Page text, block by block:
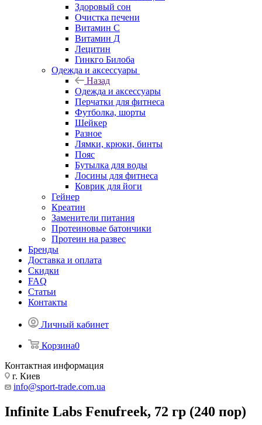
Здоровый сон
Очистка печени
Витамин С
Витамин Д
Лецитин
Гинкго Билоба
Одежда и аксессуары
Назад
Одежда и аксессуары
Перчатки для фитнеса
Футболка, шорты
Шейкер
Разное
Лямки, крюки, бинты
Пояс
Бутылка для воды
Лосины для фитнеса
Коврик для йоги
Гейнер
Креатин
Заменители питания
Протеиновые батончики
Протеин на развес
Бренды
Доставка и оплата
Скидки
FAQ
Статьи
Контакты
Личный кабинет
Корзина0
Контактная информация
г. Киев
info@sport-trade.com.ua
Infinite Labs Fenufreek, 72 гр (240 пор)